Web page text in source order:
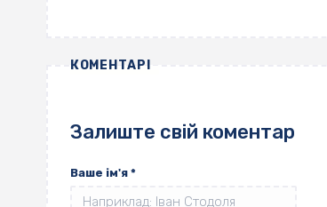
КОМЕНТАРІ
Залиште свій коментар
Ваше ім'я *